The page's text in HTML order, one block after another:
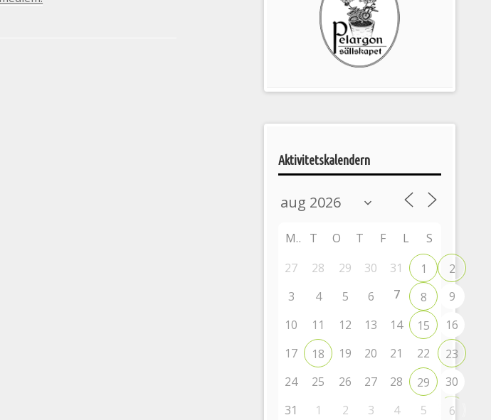
Pelargonsällskapets
aktiviteter
Aktivitetskalendern
M T O T F L
S
27
28 29 30 31 1
2
3
4 5 6 7 8
9
10
11 12 13 14 15
16
17
18 19 20 21 22
23
24
25 26 27 28 29
30
31
1 2 3 4 5 6